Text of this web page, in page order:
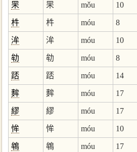
䍒 䍒 mǒu 10
㭌 㭌 móu 8
洠 洠 móu 10
劺 劺 móu 8
踎 踎 móu 14
麰 麰 móu 17
繆 繆 móu 17
恈 恈 móu 10
鴾 鴾 móu 17